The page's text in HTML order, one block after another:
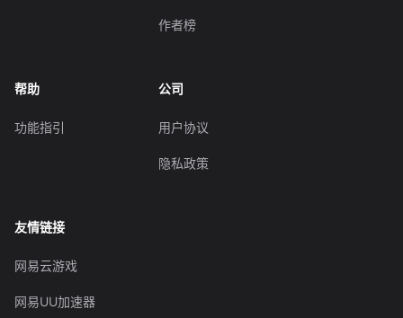
作者榜
帮助
功能指引
公司
用户协议
隐私政策
友情链接
网易云游戏
网易UU加速器